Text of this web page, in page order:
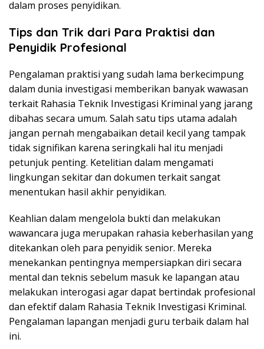
dalam proses penyidikan.
Tips dan Trik dari Para Praktisi dan
Penyidik Profesional
Pengalaman praktisi yang sudah lama berkecimpung
dalam dunia investigasi memberikan banyak wawasan
terkait Rahasia Teknik Investigasi Kriminal yang jarang
dibahas secara umum. Salah satu tips utama adalah
jangan pernah mengabaikan detail kecil yang tampak
tidak signifikan karena seringkali hal itu menjadi
petunjuk penting. Ketelitian dalam mengamati
lingkungan sekitar dan dokumen terkait sangat
menentukan hasil akhir penyidikan.
Keahlian dalam mengelola bukti dan melakukan
wawancara juga merupakan rahasia keberhasilan yang
ditekankan oleh para penyidik senior. Mereka
menekankan pentingnya mempersiapkan diri secara
mental dan teknis sebelum masuk ke lapangan atau
melakukan interogasi agar dapat bertindak profesional
dan efektif dalam Rahasia Teknik Investigasi Kriminal.
Pengalaman lapangan menjadi guru terbaik dalam hal
ini.